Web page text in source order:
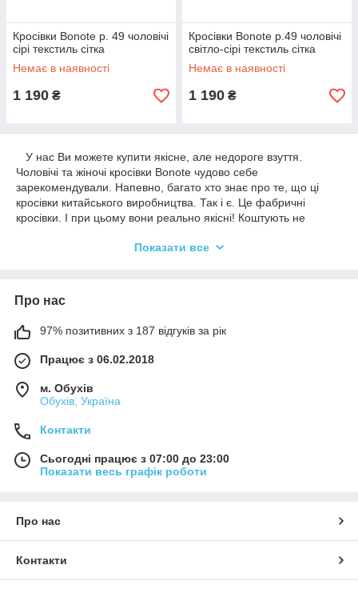
Кросівки Bonote р. 49 чоловічі
сірі текстиль сітка
Немає в наявності
1 190 ₴
Кросівки Bonote р.49 чоловічі
світло-сірі текстиль сітка
Немає в наявності
1 190 ₴
У нас Ви можете купити якісне, але недороге взуття.
Чоловічі та жіночі кросівки Bonote чудово себе
зарекомендували. Напевно, багато хто знає про те, що ці
кросівки китайського виробництва. Так і є. Це фабричні
кросівки. І при цьому вони реально якісні! Коштують не
запросто носити пару сезонів при інтенсивному носінні за
Показати все
Про нас
97% позитивних з 187 відгуків за рік
Працює з 06.02.2018
м. Обухів
Обухів, Україна
Контакти
Сьогодні працює з 07:00 до 23:00
Показати весь графік роботи
Про нас
Контакти